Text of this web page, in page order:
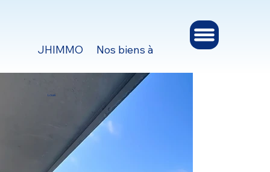
JHIMMO Nos biens à vendre et à louer
Loué